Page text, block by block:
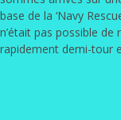
base de la ‘Navy
n’était pas possible
rapidement demi-tour